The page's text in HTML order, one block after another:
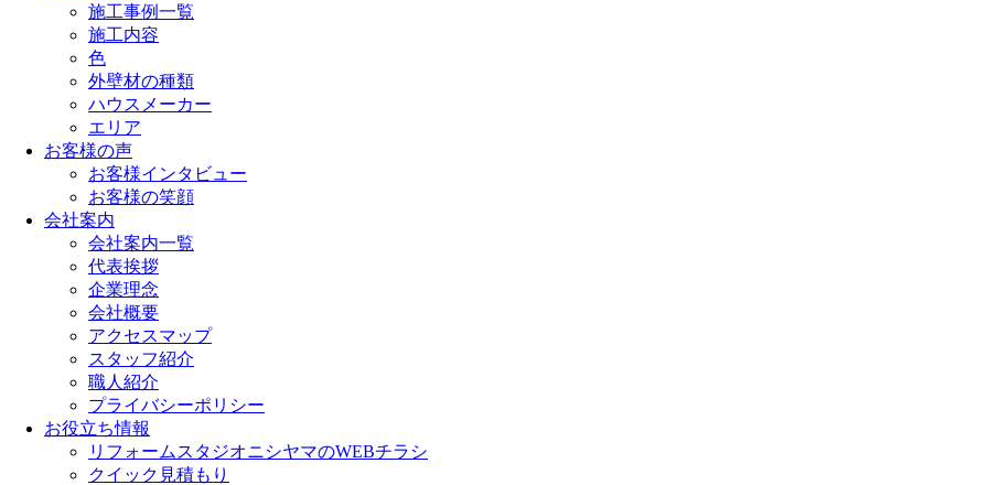
施工事例一覧
施工内容
色
外壁材の種類
ハウスメーカー
エリア
お客様の声
お客様インタビュー
お客様の笑顔
会社案内
会社案内一覧
代表挨拶
企業理念
会社概要
アクセスマップ
スタッフ紹介
職人紹介
プライバシーポリシー
お役立ち情報
リフォームスタジオニシヤマのWEBチラシ
クイック見積もり